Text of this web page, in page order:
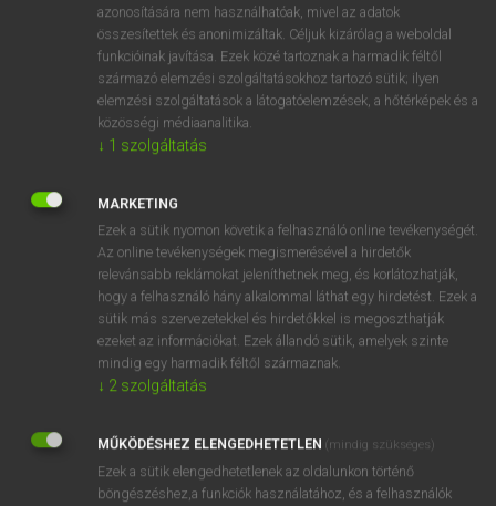
szaporítóanyag
⚲ adulterantkeresése szótárainkban
DÍJMENTES ANGOL SZÓTÁR
adult education
adulterant
adulterate
adulteration
azonosítására nem használhatóak, mivel az adatok
összesítettek és anonimizáltak. Céljuk kizárólag a weboldal
funkcióinak javítása. Ezek közé tartoznak a harmadik féltől
származó elemzési szolgáltatásokhoz tartozó sütik; ilyen
elemzési szolgáltatások a látogatóelemzések, a hőtérképek és a
közösségi médiaanalitika.
↓ 1 szolgáltatás
MARKETING
Ezek a sütik nyomon követik a felhasználó online tevékenységét.
Az online tevékenységek megismerésével a hirdetők
relevánsabb reklámokat jeleníthetnek meg, és korlátozhatják,
hogy a felhasználó hány alkalommal láthat egy hirdetést. Ezek a
sütik más szervezetekkel és hirdetőkkel is megoszthatják
ezeket az információkat. Ezek állandó sütik, amelyek szinte
mindig egy harmadik féltől származnak.
↓ 2 szolgáltatás
MŰKÖDÉSHEZ ELENGEDHETETLEN (mindig szükséges)
Ezek a sütik elengedhetetlenek az oldalunkon történő
böngészéshez,a funkciók használatához, és a felhasználók